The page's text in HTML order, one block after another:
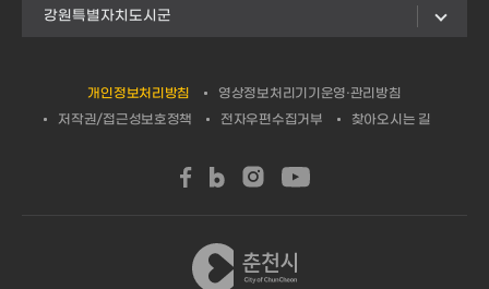
강원특별자치도시군
개인정보처리방침
영상정보처리기기운영·관리방침
저작권/접근성보호정책
전자우편수집거부 찾아오시는 길